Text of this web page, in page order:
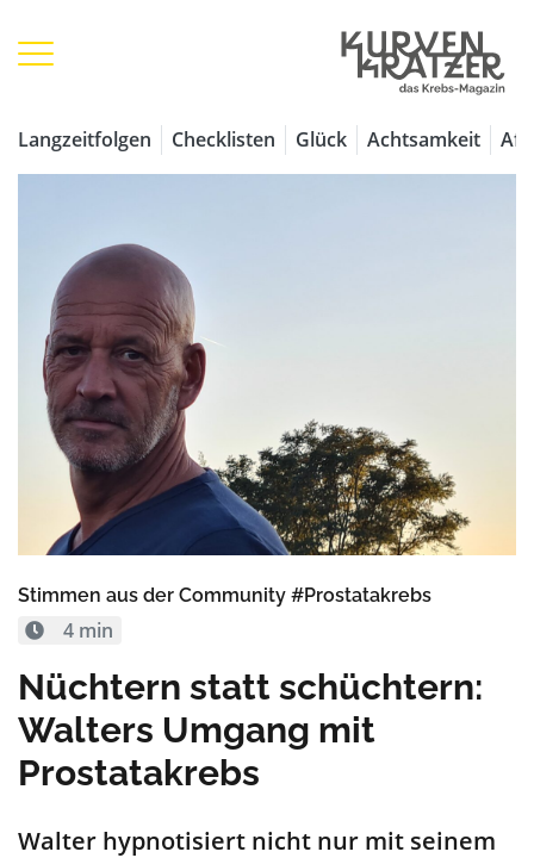
Langzeitfolgen Checklisten Glück Achtsamkeit
Stimmen aus der Community #Prostatakrebs
4 min
Nüchtern statt schüchtern:
Walters Umgang mit
Prostatakrebs
Walter hypnotisiert nicht nur mit seinem